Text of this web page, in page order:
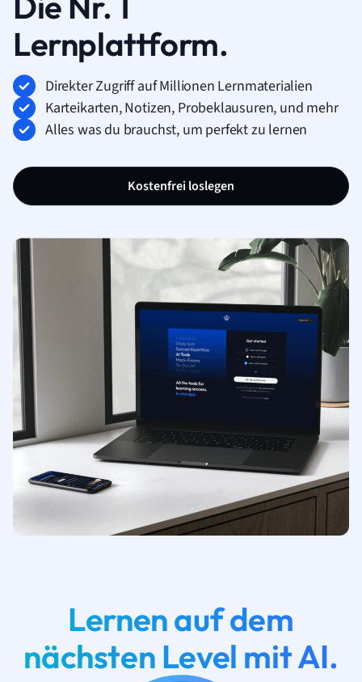
Lernplattform.
Direkter Zugriff auf Millionen Lernmaterialien
Karteikarten, Notizen, Probeklausuren, und mehr
Alles was du brauchst, um perfekt zu lernen
Kostenfrei loslegen
Lernen auf dem
nächsten Level mit AI.